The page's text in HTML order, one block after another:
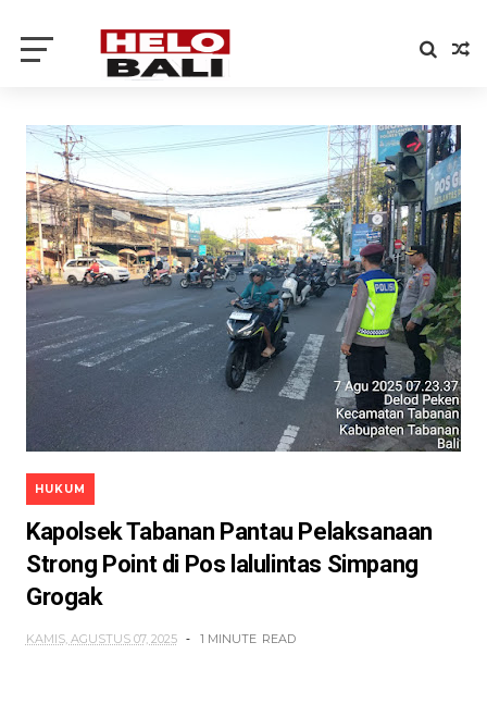
HUKUM
Kapolsek Tabanan Pantau Pelaksanaan
Strong Point di Pos lalulintas Simpang
Grogak
KAMIS, AGUSTUS 07, 2025 1 MINUTE READ